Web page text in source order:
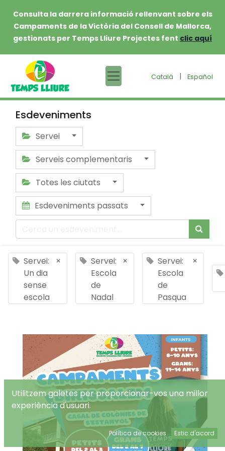
Consulta la darrera informació rellenvant sobre els
Campaments de la Victòria del Consell de Mallorca,
gestionats per Temps Lliure Projectes fent clic aquí
Català | Español
Esdeveniments
Servei
Serveis complementaris
Totes les ciutats
Esdeveniments passats
Servei:
Un dia
sense
escola
×
Servei:
Escola
de
Nadal
×
Servei:
Escola
de
Pasqua
×
Utilitzem galetes per proporcionar-vos una millor
experiència d'usuari.
Política de cookies Estic d'acord